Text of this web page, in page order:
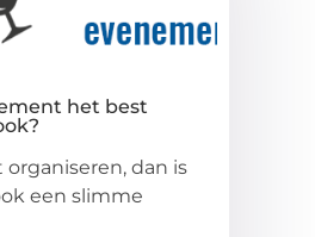
het best
dan is
een slimme